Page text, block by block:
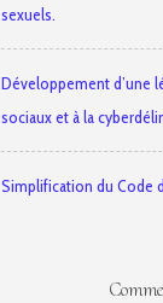
sexuels.
Développement d’une
sociaux et à la
Simplification du Code